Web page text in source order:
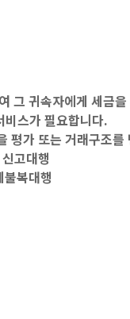
귀속자에게 세금
스가 필요합니다.
가 또는 거래구조를
고대행
복대행